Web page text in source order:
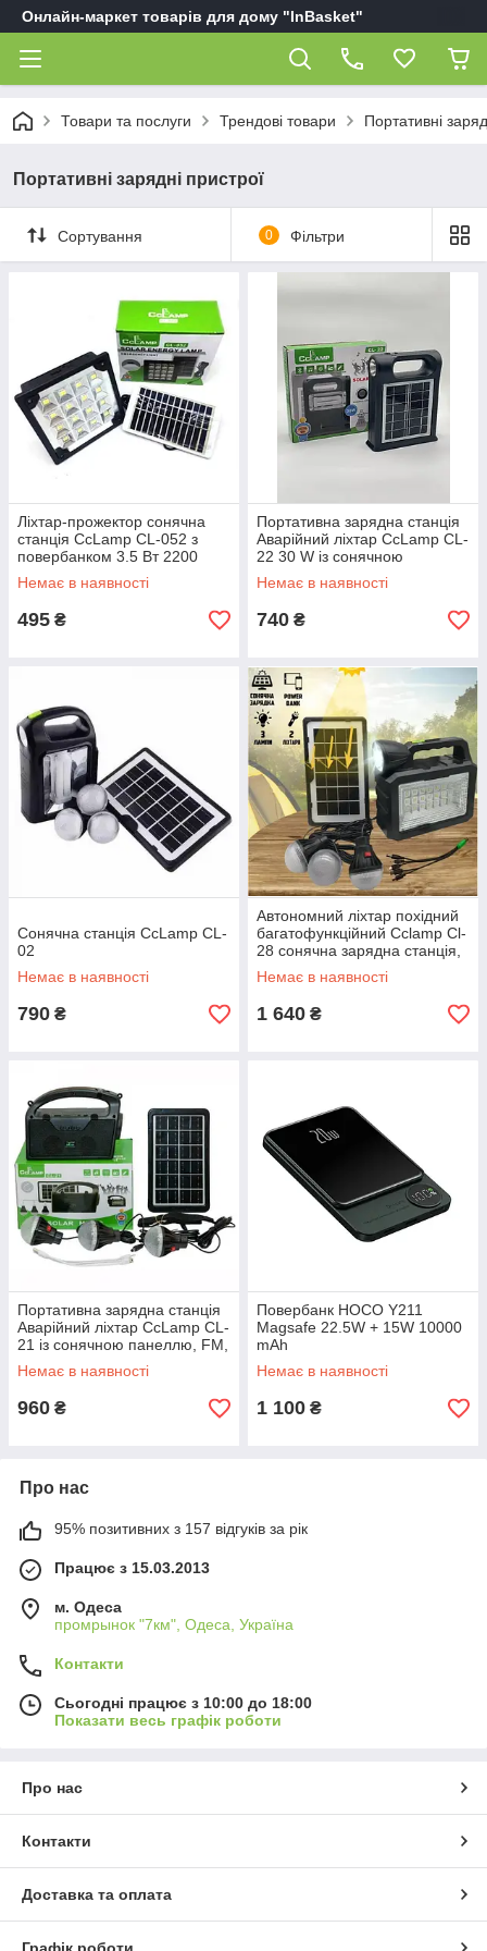
Онлайн-маркет товарів для дому "InBasket"
Товари та послуги Трендові товари Портативні
Портативні зарядні пристрої
Сортування 0 Фільтри
Ліхтар-прожектор сонячна
станція CcLamp CL-052 з
повербанком 3.5 Вт 2200
мА·год чорний
Немає в наявності
495 ₴
Портативна зарядна станція
Аварійний ліхтар CcLamp CL-
22 30 W із сонячною
панеллю, FM, Bluetooth, 2
лампи
Немає в наявності
740 ₴
Сонячна станція CcLamp CL-
02
Немає в наявності
790 ₴
Автономний ліхтар похідний
багатофункційний Cclamp Cl-
28 сонячна зарядна станція,
3 лампочки, повербанк
Немає в наявності
1 640 ₴
Портативна зарядна станція
Аварійний ліхтар CcLamp CL-
21 із сонячною панеллю, FM,
Bluetooth, 3 LED-лампи
Немає в наявності
960 ₴
Повербанк HOCO Y211
Magsafe 22.5W + 15W 10000
mAh
Немає в наявності
1 100 ₴
Про нас
95% позитивних з 157 відгуків за рік
Працює з 15.03.2013
м. Одеса
промрынок "7км", Одеса, Україна
Контакти
Сьогодні працює з 10:00 до 18:00
Показати весь графік роботи
Про нас
Контакти
Доставка та оплата